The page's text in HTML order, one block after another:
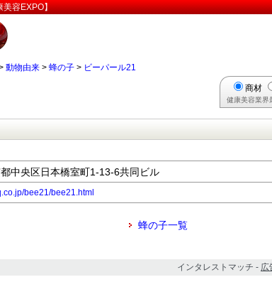
美容EXPO】
動物由来 > 蜂の子 > ビーパール21
商材
健康美容業界
中央区日本橋室町1-13-6共同ビル
bee21/bee21.html
蜂の子一覧
インタレストマッチ - 広